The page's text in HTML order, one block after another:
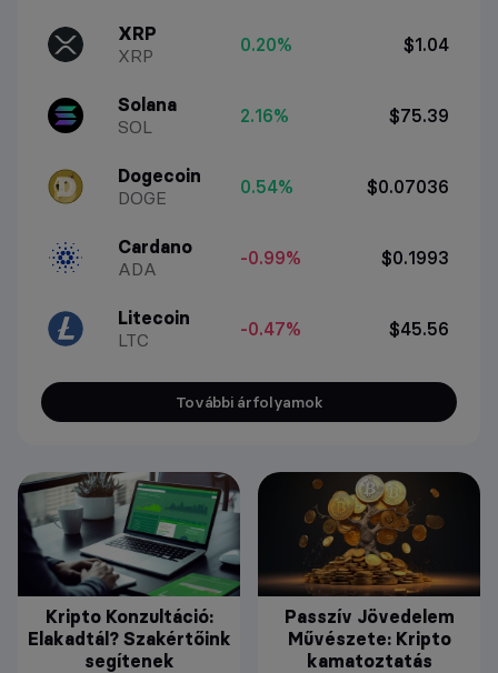
XRP
XRP
0.20% $1.04
Solana
SOL
2.16% $75.39
Dogecoin
DOGE
0.54% $0.07036
Cardano
ADA
-0.99% $0.1993
Litecoin
LTC
-0.47% $45.56
További árfolyamok
Kripto Konzultáció:
Elakadtál? Szakértőink
segítenek
Passzív Jövedelem
Művészete: Kripto
kamatoztatás